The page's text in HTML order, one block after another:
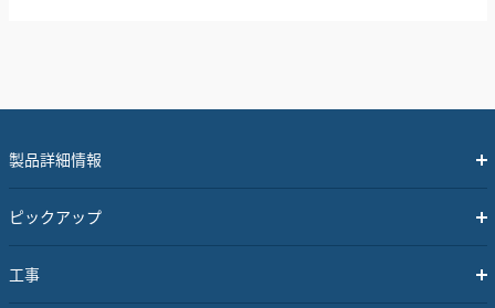
製品詳細情報
ピックアップ
工事